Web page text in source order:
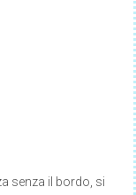
senza il bordo, si